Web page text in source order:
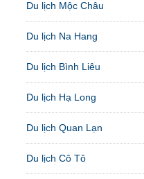
Du lịch Mộc Châu
Du lịch Na Hang
Du lịch Bình Liêu
Du lịch Hạ Long
Du lịch Quan Lạn
Du lịch Cô Tô